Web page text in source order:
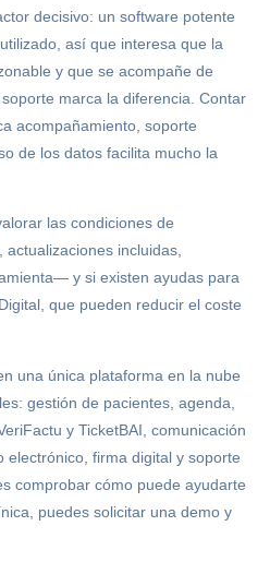
decisivo: un software potente
así que interesa que la
y que se acompañe de
marca la diferencia. Contar
acompañamiento, soporte
de los datos facilita mucho la
las condiciones de
incluidas,
y si existen ayudas para
que pueden reducir el coste
una única plataforma en la nube
gestión de pacientes, agenda,
y TicketBAI, comunicación
electrónico, firma digital y soporte
comprobar cómo puede ayudarte
puedes solicitar una demo y